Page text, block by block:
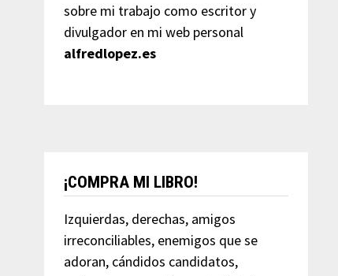
sobre mi trabajo como escritor y
divulgador en mi web personal
alfredlopez.es
¡COMPRA MI LIBRO!
Izquierdas, derechas, amigos
irreconciliables, enemigos que se
adoran, cándidos candidatos,